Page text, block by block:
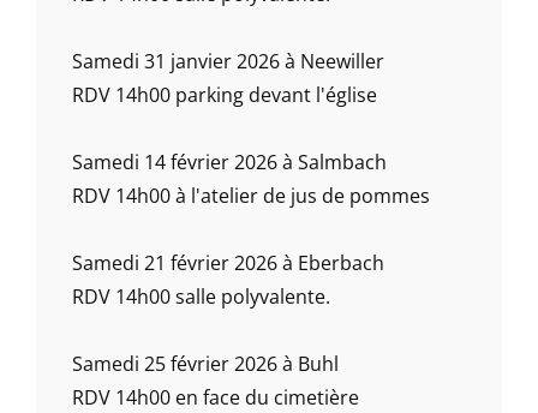
Samedi 31 janvier 2026 à Neewiller
RDV 14h00 parking devant l'église
Samedi 14 février 2026 à Salmbach
RDV 14h00 à l'atelier de jus de pommes
Samedi 21 février 2026 à Eberbach
RDV 14h00 salle polyvalente.
Samedi 25 février 2026 à Buhl
RDV 14h00 en face du cimetière